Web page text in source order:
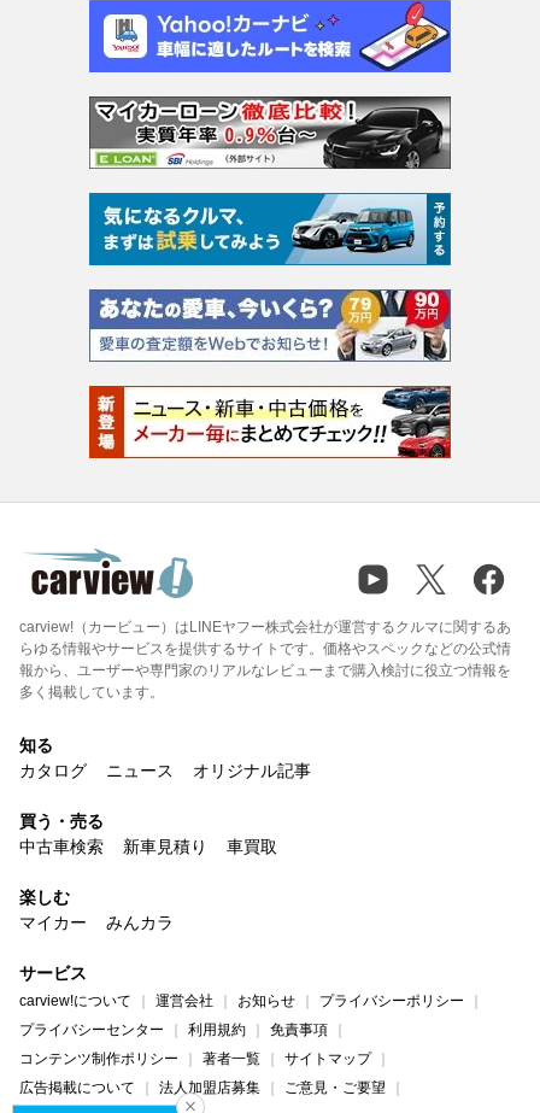
carview!（カービュー）はLINEヤフー株式会社が運営するクルマに関するあ
らゆる情報やサービスを提供するサイトです。価格やスペックなどの公式情
報から、ユーザーや専門家のリアルなレビューまで購入検討に役立つ情報を
多く掲載しています。
知る
カタログ
ニュース オリジナル記事
買う・売る
中古車検索
新車見積り 車買取
楽しむ
マイカー
みんカラ
サービス
carview!について 運営会社 お知らせ
プライバシーポリシー
プライバシーセンター
利用規約
免責事項
コンテンツ制作ポリシー
著者一覧
サイトマップ
広告掲載について
法人加盟店募集
ご意見・ご要望